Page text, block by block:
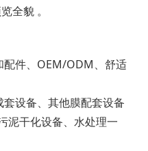
全貌 。
配件、OEM/ODM、舒适
设备、其他膜配套设备
泥干化设备、水处理一